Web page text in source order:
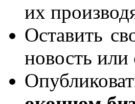
их
Оставить
новость